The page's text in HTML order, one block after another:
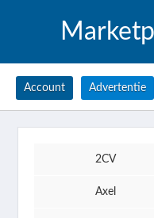
Account Advertentie
2CV
Axel